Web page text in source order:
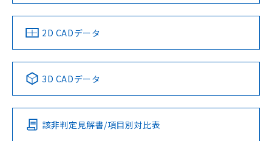
端子配置
中国 RoHS 注意事項・凡例
Pb Hg Cd Cr(VI)
O
LR型式承認
（イギリス
船舶規格）
DNV型式承認
（ノルウェー
BV型式承認
（フランス
KR型式
（韓国
No No No No
この製品の規格認証/適合状況ページへ
その他の認証はこちらのページからご検索ください
2D CADデータ
3D CADデータ
該非判定見解書/項目別対比表